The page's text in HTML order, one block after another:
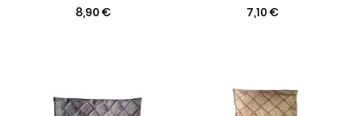
8,90 €
7,10 €